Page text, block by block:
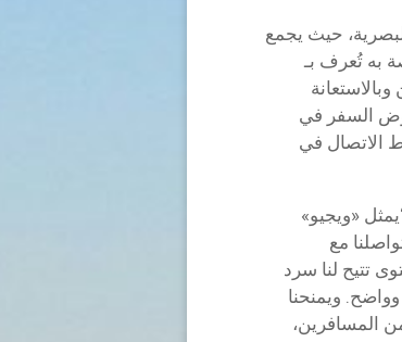
حيث يجمع
به تُعرف بـ
السفر في
الاتصال في
«ويجيو»
مع
تتيح لنا سرد
ويمنحنا
المسافرين،